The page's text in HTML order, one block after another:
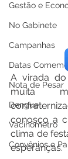
Gestão e
No Gabinete
Campanhas
Datas
Nota de Pesar
Dengue
Vacinômetro
Convênios e
A virada
muita
conosco a
clima de
esperanças.